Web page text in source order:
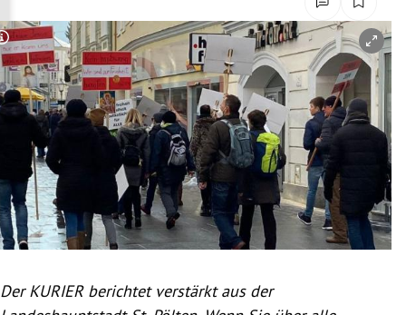
Untermenü
Untermenü
Untermenü
Untermenü
Untermenü
Copyright-Hinweis öffnen/schließen
Der KURIER berichtet verstärkt aus der